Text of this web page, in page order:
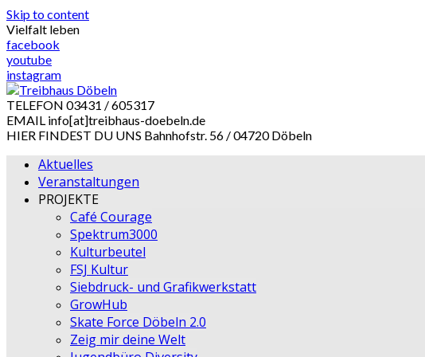
Skip to content
Vielfalt leben
facebook
youtube
instagram
TELEFON 03431 / 605317
EMAIL info[at]treibhaus-doebeln.de
HIER FINDEST DU UNS Bahnhofstr. 56 / 04720 Döbeln
Aktuelles
Veranstaltungen
PROJEKTE
Café Courage
Spektrum3000
Kulturbeutel
FSJ Kultur
Siebdruck- und Grafikwerkstatt
GrowHub
Skate Force Döbeln 2.0
Zeig mir deine Welt